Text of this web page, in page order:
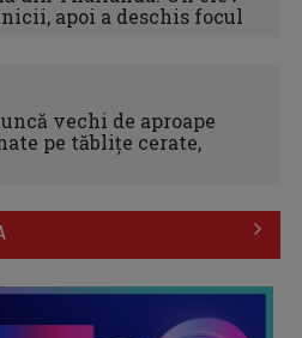
apoi a deschis focul
vechi de aproape
pe tăblițe cerate,